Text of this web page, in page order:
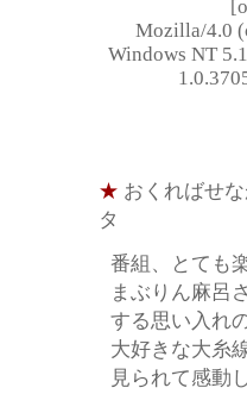
Mozilla/4.0
Windows NT
★ おくればせ
タ
番組、とても
まぶりん麻呂
する思い入れ
大好きな大糸
見られて感動